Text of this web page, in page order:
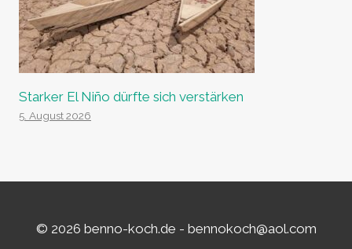
Starker El Niño dürfte sich verstärken
5. August 2026
© 2026 benno-koch.de - bennokoch@aol.com